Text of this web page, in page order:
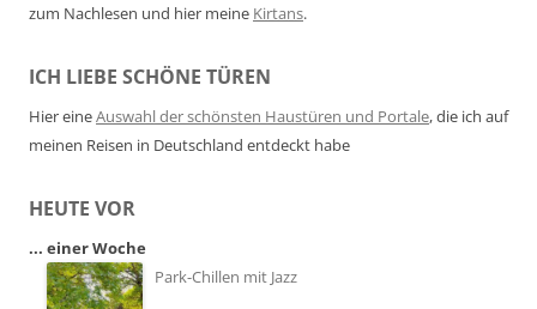
zum Nachlesen und hier meine Kirtans.
ICH LIEBE SCHÖNE TÜREN
Hier eineAuswahl der schönsten Haustüren und Portale, die ich auf
meinen Reisen in Deutschland entdeckt habe
HEUTE VOR
... einer Woche
Park-Chillen mit Jazz